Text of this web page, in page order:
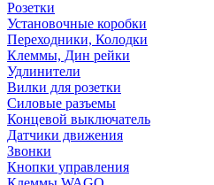
Розетки
Установочные коробки
Переходники, Колодки
Клеммы, Дин рейки
Удлинители
Вилки для розетки
Силовые разъемы
Концевой выключатель
Датчики движения
Звонки
Кнопки управления